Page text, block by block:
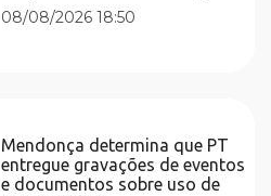
08/08/2026 18:50
Mendonça determina que PT
entregue gravações de eventos
e documentos sobre uso de